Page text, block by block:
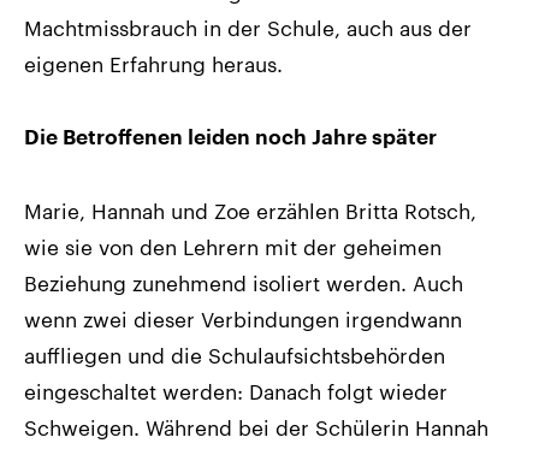
Machtmissbrauch in der Schule, auch aus der
eigenen Erfahrung heraus.
Die Betroffenen leiden noch Jahre später
Marie, Hannah und Zoe erzählen Britta Rotsch,
wie sie von den Lehrern mit der geheimen
Beziehung zunehmend isoliert werden. Auch
wenn zwei dieser Verbindungen irgendwann
auffliegen und die Schulaufsichtsbehörden
eingeschaltet werden: Danach folgt wieder
Schweigen. Während bei der Schülerin Hannah